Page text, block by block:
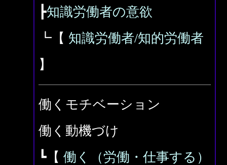
┣知識労働者の意欲
┗【 知識労働者/知的労働者
】
働くモチベーション
働く動機づけ
┗【 働く（労働・仕事する）